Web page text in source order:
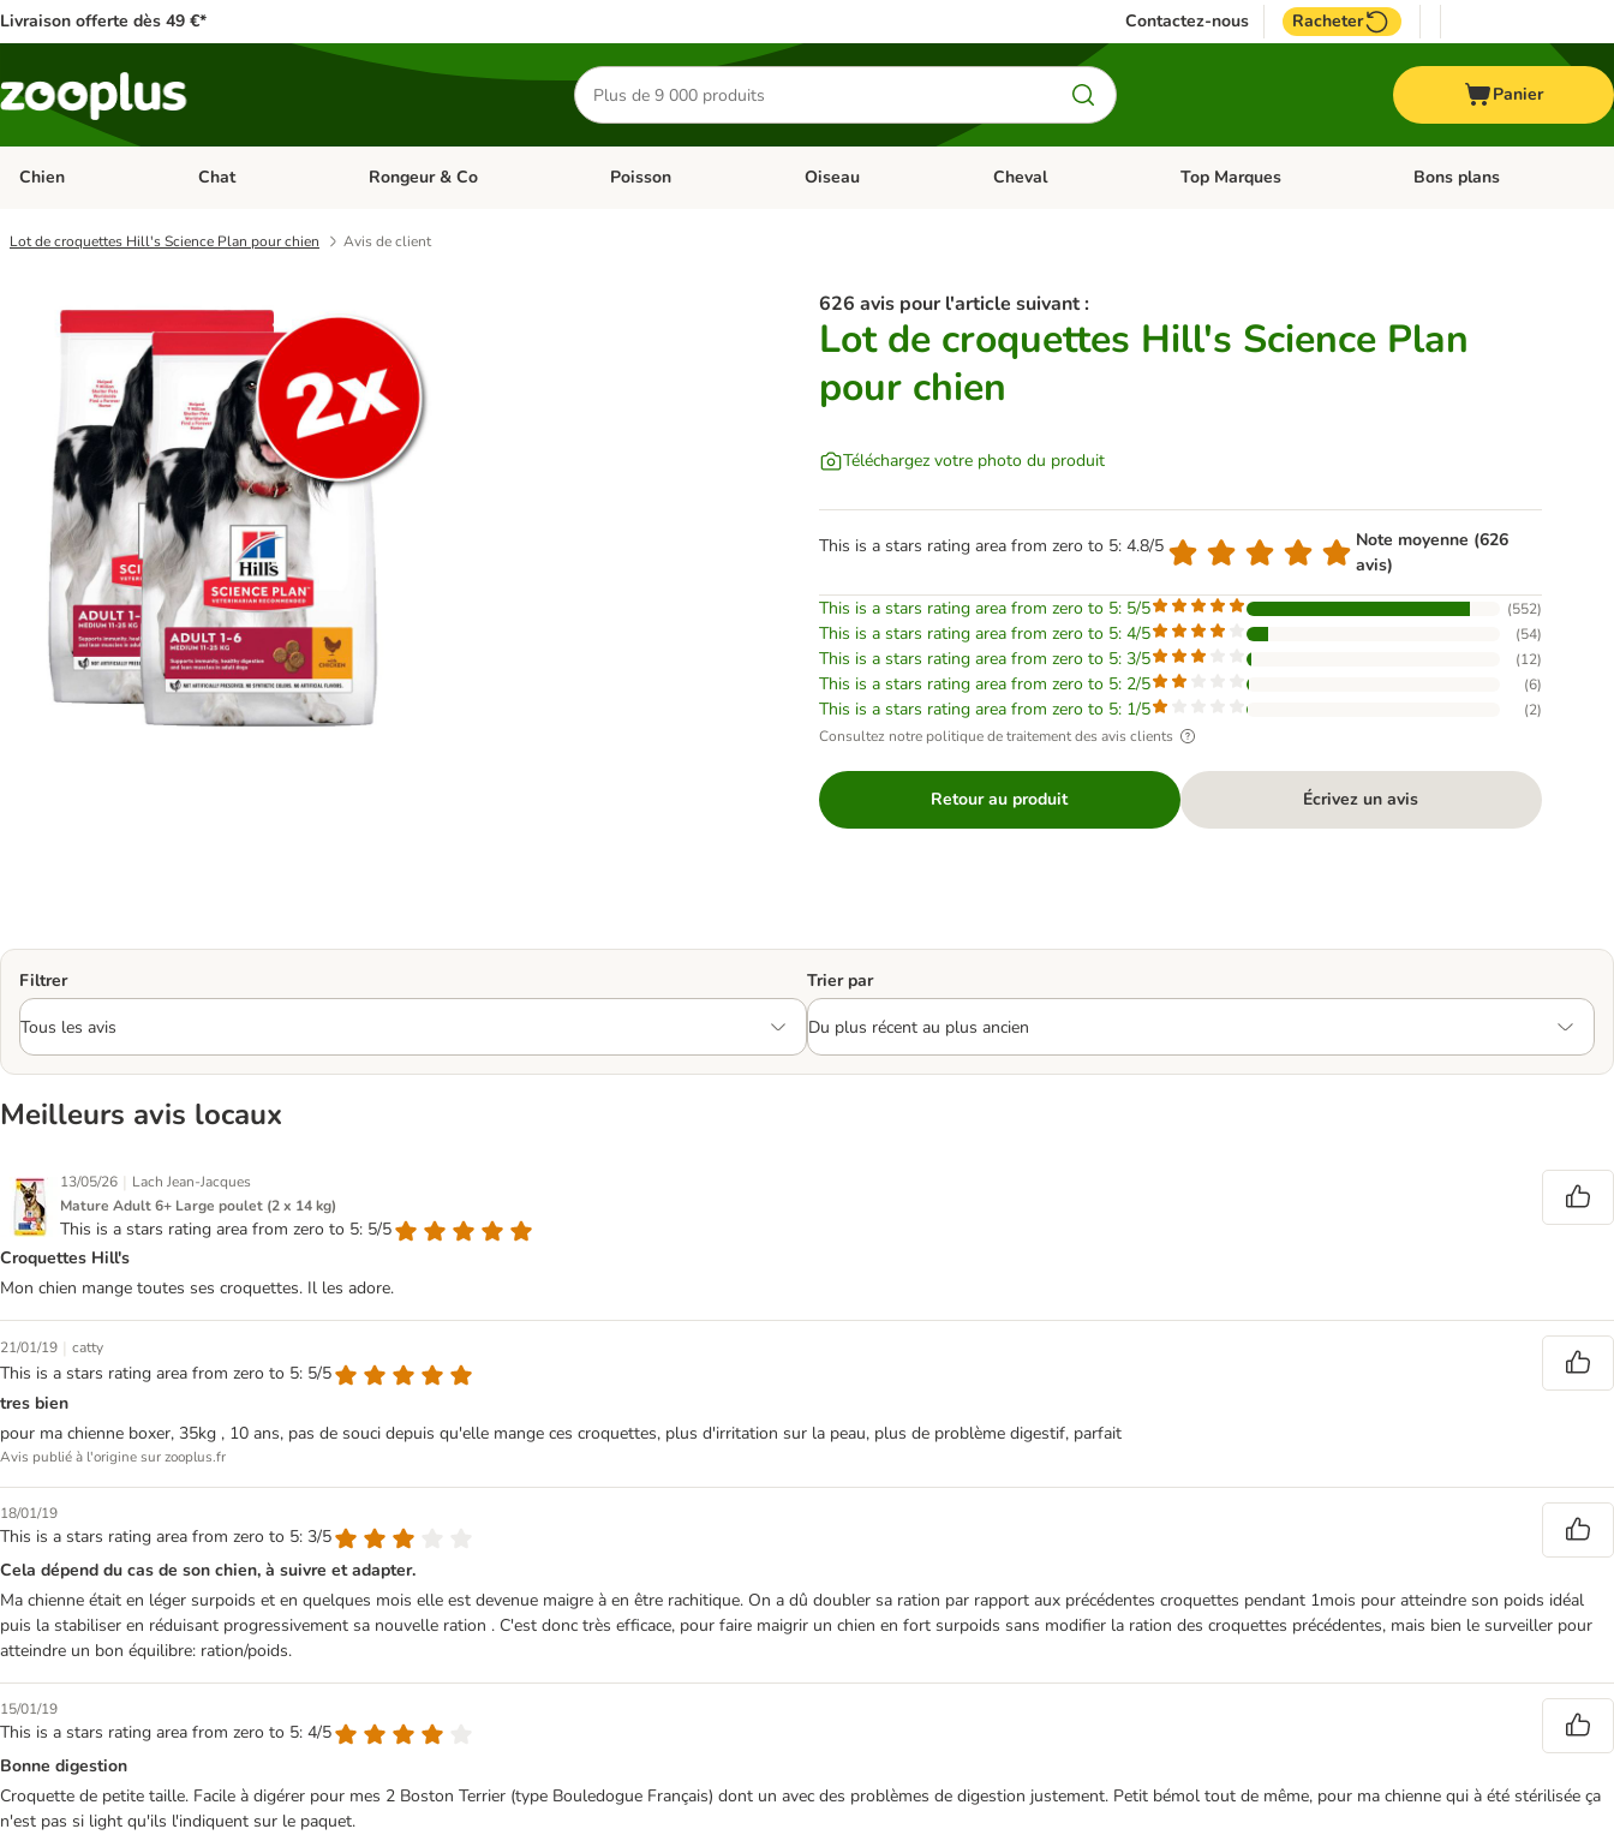
Livraison offerte dès 49 €* Contactez-nous Racheter
Rechercher
des
produits
Panier
Chien Dérouler les catégories: Chien
Chat Dérouler les catégories: Chat
Rongeur & Co Dérouler les catégories: Rongeur & Co
Poisson Dérouler les catégories: Poisson
Oiseau Dérouler les catégories: Oiseau
Cheval Dérouler les catégories: Cheval
Top Marques Dérouler les catégories: Top
Bons plans
Lot de croquettes Hill's Science Plan pour chien Avis de client
626 avis pour l'article suivant :
Lot de croquettes Hill's Science Plan
pour chien
Téléchargez votre photo du produit
This is a stars rating area from zero to 5: 4.8/5
Note moyenne (626
avis)
This is a stars rating area from zero to 5: 5/5
(552)
This is a stars rating area from zero to 5: 4/5 (54)
This is a stars rating area from zero to 5: 3/5 (12)
This is a stars rating area from zero to 5: 2/5 (6)
This is a stars rating area from zero to 5: 1/5 (2)
Consultez notre politique de traitement des avis clients
Retour au produit Écrivez un avis
Filtrer Trier par
Meilleurs avis locaux
13/05/26 | Lach Jean-Jacques
Mature Adult 6+ Large poulet (2 x 14 kg)
This is a stars rating area from zero to 5: 5/5
Croquettes Hill's
Mon chien mange toutes ses croquettes. Il les adore.
21/01/19 | catty
This is a stars rating area from zero to 5: 5/5
tres bien
pour ma chienne boxer, 35kg , 10 ans, pas de souci depuis qu'elle mange ces croquettes, plus d'irritation sur la peau, plus de problème digestif, parfait
Avis publié à l'origine sur zooplus.fr
18/01/19
This is a stars rating area from zero to 5: 3/5
Cela dépend du cas de son chien, à suivre et adapter.
Ma chienne était en léger surpoids et en quelques mois elle est devenue maigre à en être rachitique. On a dû doubler sa ration par rapport aux précédentes croquettes pendant 1mois pour atteindre son poids idéal
puis la stabiliser en réduisant progressivement sa nouvelle ration . C'est donc très efficace, pour faire maigrir un chien en fort surpoids sans modifier la ration des croquettes précédentes, mais bien le surveiller pour
atteindre un bon équilibre: ration/poids.
15/01/19
This is a stars rating area from zero to 5: 4/5
Bonne digestion
Croquette de petite taille. Facile à digérer pour mes 2 Boston Terrier (type Bouledogue Français) dont un avec des problèmes de digestion justement. Petit bémol tout de même, pour ma chienne qui à été stérilisée ça
n'est pas si light qu'ils l'indiquent sur le paquet.